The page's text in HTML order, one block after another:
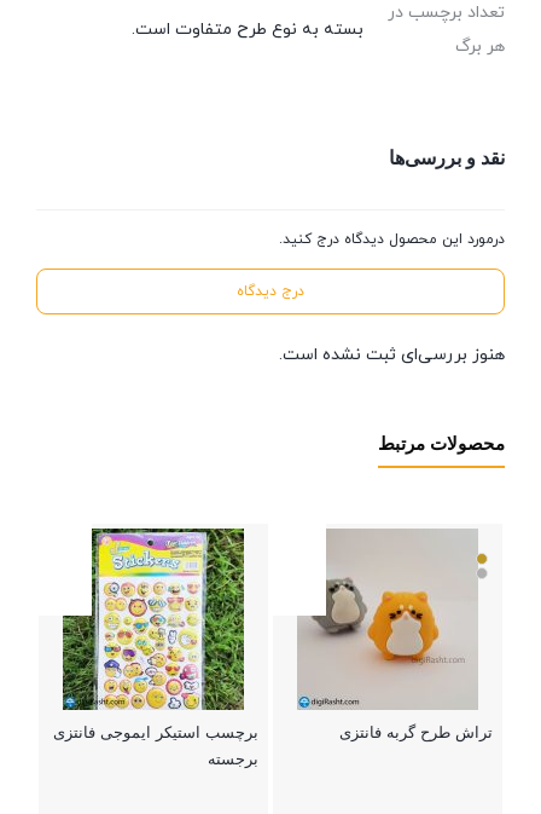
تعداد برچسب در
هر برگ
بسته به نوع طرح متفاوت است.
نقد و بررسی‌ها
درمورد این محصول دیدگاه درج کنید.
درج دیدگاه
هنوز بررسی‌ای ثبت نشده است.
محصولات مرتبط
تراش طرح گربه فانتزی
برچسب استیکر ایموجی فانتزی
برجسته